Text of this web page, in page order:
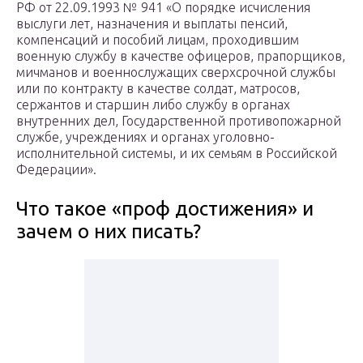
РФ от 22.09.1993 № 941 «О порядке исчисления
выслуги лет, назначения и выплаты пенсий,
компенсаций и пособий лицам, проходившим
военную службу в качестве офицеров, прапорщиков,
мичманов и военнослужащих сверхсрочной службы
или по контракту в качестве солдат, матросов,
сержантов и старшин либо службу в органах
внутренних дел, Государственной противопожарной
службе, учреждениях и органах уголовно-
исполнительной системы, и их семьям в Российской
Федерации».
Что такое «проф достижения» и
зачем о них писать?